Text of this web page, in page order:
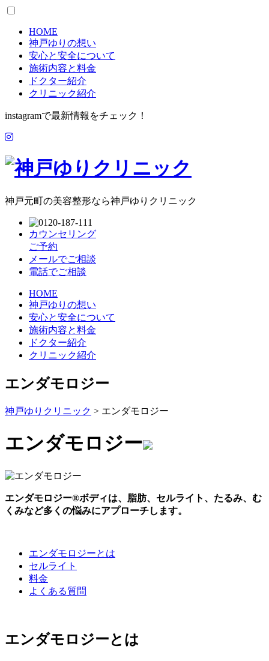
HOME
神戸ゆりの想い
安心と安全について
施術内容と料金
ドクター紹介
クリニック紹介
instagramで最新情報をチェック！
神戸元町の美容整形なら神戸ゆりクリニック
カウンセリング
ご予約
メールでご相談
電話でご相談
HOME
神戸ゆりの想い
安心と安全について
施術内容と料金
ドクター紹介
クリニック紹介
エンダモロジー
神戸ゆりクリニック > エンダモロジー
エンダモロジー
エンダモロジー®ボディは、脂肪、セルライト、たるみ、む
くみなど多くの悩みにアプローチします。
エンダモロジーとは
セルライト
料金
よくある質問
エンダモロジーとは